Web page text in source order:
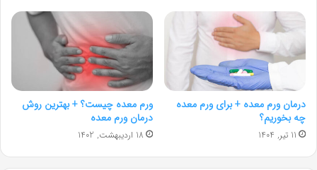
درمان ورم معده + برای ورم معده
چه بخوریم؟
11 تیر, 1404
ورم معده چیست؟ + بهترین روش
درمان ورم معده
18 اردیبهشت, 1402